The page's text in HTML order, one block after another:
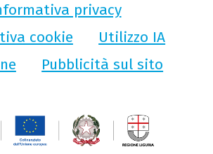
privacy
cookie
Utilizzo IA
Pubblicità sul sito